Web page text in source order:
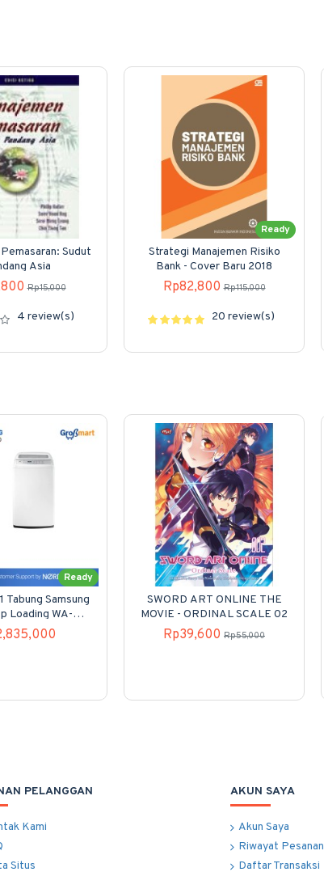
Sudut
Asia
Rp15,000
4 review(s)
Ready
Strategi Manajemen Risiko
Bank - Cover Baru 2018
Rp82,800 Rp115,000
20 review(s)
Ready
Tabung Samsung
Loading WA-
SWORD ART ONLINE THE
MOVIE - ORDINAL SCALE 02
Rp39,600 Rp55,000
PELANGGAN
Kami
Situs
AKUN SAYA
Akun Saya
Riwayat Pesanan
Daftar Transaksi